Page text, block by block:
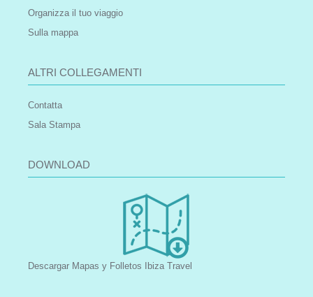
Organizza il tuo viaggio
Sulla mappa
ALTRI COLLEGAMENTI
Contatta
Sala Stampa
DOWNLOAD
Descargar Mapas y Folletos Ibiza Travel